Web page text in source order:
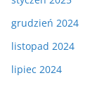
grudzień 2024
listopad 2024
lipiec 2024